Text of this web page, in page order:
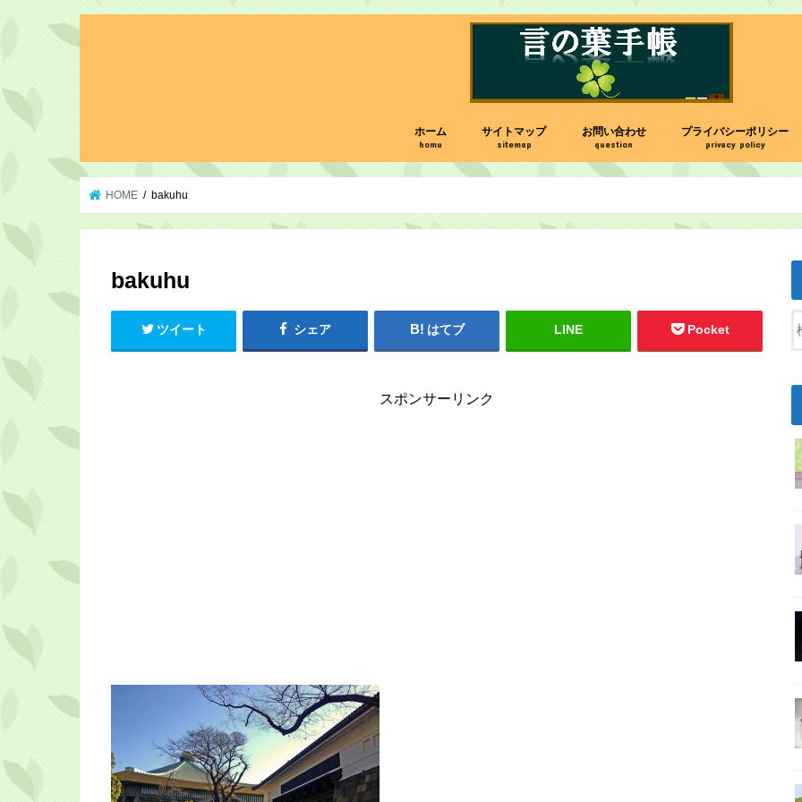
ホーム
homu
サイトマップ
sitemap
お問い合わせ
question
プライバシーポリシー
privacy policy
HOME bakuhu
bakuhu
ツイート シェア はてブ LINE Pocket
スポンサーリンク